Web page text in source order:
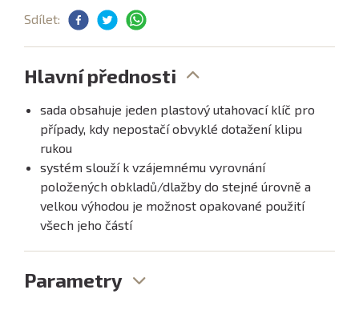
Sdílet:
Hlavní přednosti
sada obsahuje jeden plastový utahovací klíč pro
případy, kdy nepostačí obvyklé dotažení klipu
rukou
systém slouží k vzájemnému vyrovnání
položených obkladů/dlažby do stejné úrovně a
velkou výhodou je možnost opakované použití
všech jeho částí
Parametry